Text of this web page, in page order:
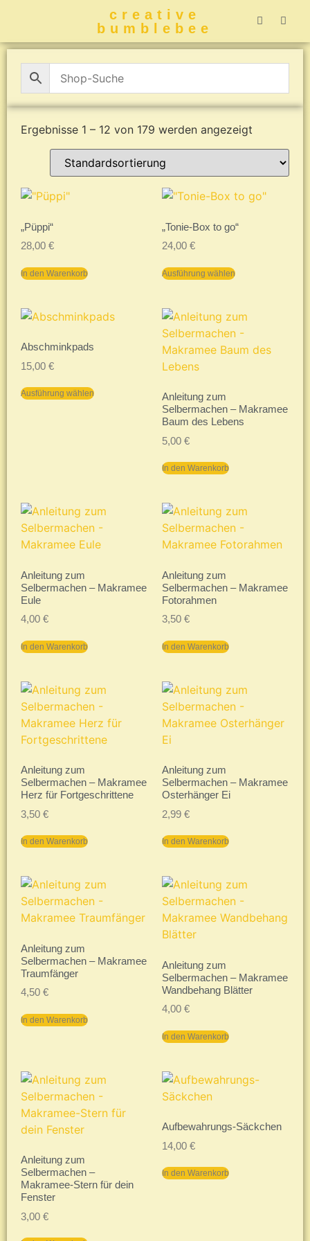
creative
bumblebee
Ergebnisse 1 – 12 von 179 werden angezeigt
„Püppi“
28,00 €
In den Warenkorb
„Tonie-Box to go“
24,00 €
Ausführung wählen
Abschminkpads
15,00 €
Ausführung wählen
Anleitung zum
Selbermachen – Makramee
Baum des Lebens
5,00 €
In den Warenkorb
Anleitung zum
Selbermachen – Makramee
Eule
4,00 €
In den Warenkorb
Anleitung zum
Selbermachen – Makramee
Fotorahmen
3,50 €
In den Warenkorb
Anleitung zum
Selbermachen – Makramee
Herz für Fortgeschrittene
3,50 €
In den Warenkorb
Anleitung zum
Selbermachen – Makramee
Osterhänger Ei
2,99 €
In den Warenkorb
Anleitung zum
Selbermachen – Makramee
Traumfänger
4,50 €
In den Warenkorb
Anleitung zum
Selbermachen – Makramee
Wandbehang Blätter
4,00 €
In den Warenkorb
Anleitung zum
Selbermachen –
Makramee-Stern für dein
Fenster
3,00 €
Aufbewahrungs-Säckchen
14,00 €
In den Warenkorb